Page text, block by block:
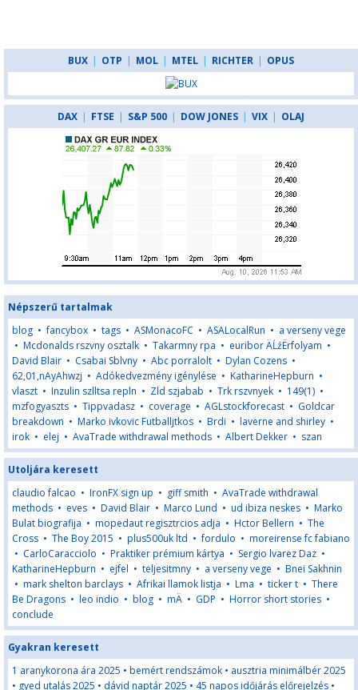
BUX | OTP | MOL | MTEL | RICHTER | OPUS
DAX | FTSE | S&P 500 | DOW JONES | VIX | OLAJ
Népszerű tartalmak
blog •fancybox • tags • ASMonacoFC • ASALocalRun • a verseny vege
• Mcdonalds rszvny osztalk • Takarmny rpa • euribor ÄĹźËrfolyam •
David Blair • Csabai Sblvny • Abc porralolt • Dylan Cozens •
62,01,nAyAhwzj • Adókedvezmény igénylése • KatharineHepburn •
vlaszt • Inzulin szlltsa repln • Zld szjabab • Trk rszvnyek • 149(1) •
mzfogyaszts • Tippvadasz • coverage • AGLstockforecast • Goldcar
breakdown • Marko ivkovic Futballjtkos • Brdi • laverne and shirley •
irok • elej • AvaTrade withdrawal methods • Albert Dekker • szan
Utoljára keresett
claudio falcao • IronFX sign up • giff smith • AvaTrade withdrawal
methods • eves • David Blair • Marco Lund • ud ibiza neskes • Marko
Bulat biografija • mopedaut regisztrcios adja • Hctor Bellern • The
Cross • The Boy 2015 • plus500uk ltd •fordulo • moreirense fc fabiano
• CarloCaracciolo • Praktiker prémium kártya • Sergio lvarez Daz •
KatharineHepburn • ejfel • teljesitmny • a verseny vege • Bnei Sakhnin
• mark shelton barclays • Afrikai llamok listja • Lma • ticker t • There
Be Dragons • leo indio • blog • mÄ • GDP • Horror short stories •
conclude
Gyakran keresett
1 aranykorona ára 2025 • bemért rendszámok • ausztria minimálbér 2025
• gyed utalás 2025 • dávid naptár 2025 • 45 napos időjárás előrejelzés •